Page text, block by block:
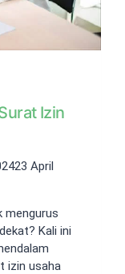
Izin
23 April
mengurus
Kali ini
izin usaha